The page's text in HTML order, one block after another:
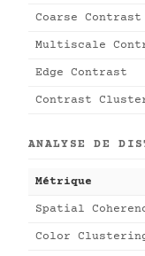
Coarse Contrast
Multiscale
Edge Contrast
Contrast
ANALYSE DE
Métrique
Spatial
Color